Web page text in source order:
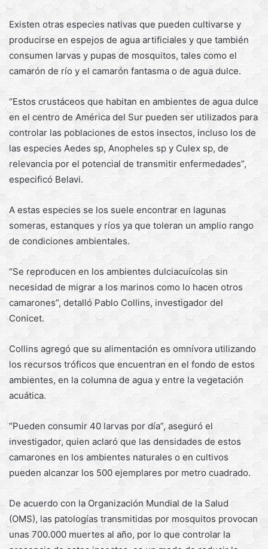
Existen otras especies nativas que pueden cultivarse y
producirse en espejos de agua artificiales y que también
consumen larvas y pupas de mosquitos, tales como el
camarón de río y el camarón fantasma o de agua dulce.
“Estos crustáceos que habitan en ambientes de agua dulce
en el centro de América del Sur pueden ser utilizados para
controlar las poblaciones de estos insectos, incluso los de
las especies Aedes sp, Anopheles sp y Culex sp, de
relevancia por el potencial de transmitir enfermedades”,
especificó Belavi.
A estas especies se los suele encontrar en lagunas
someras, estanques y ríos ya que toleran un amplio rango
de condiciones ambientales.
“Se reproducen en los ambientes dulciacuícolas sin
necesidad de migrar a los marinos como lo hacen otros
camarones”, detalló Pablo Collins, investigador del
Conicet.
Collins agregó que su alimentación es omnívora utilizando
los recursos tróficos que encuentran en el fondo de estos
ambientes, en la columna de agua y entre la vegetación
acuática.
“Pueden consumir 40 larvas por día”, aseguró el
investigador, quien aclaró que las densidades de estos
camarones en los ambientes naturales o en cultivos
pueden alcanzar los 500 ejemplares por metro cuadrado.
De acuerdo con la Organización Mundial de la Salud
(OMS), las patologías transmitidas por mosquitos provocan
unas 700.000 muertes al año, por lo que controlar la